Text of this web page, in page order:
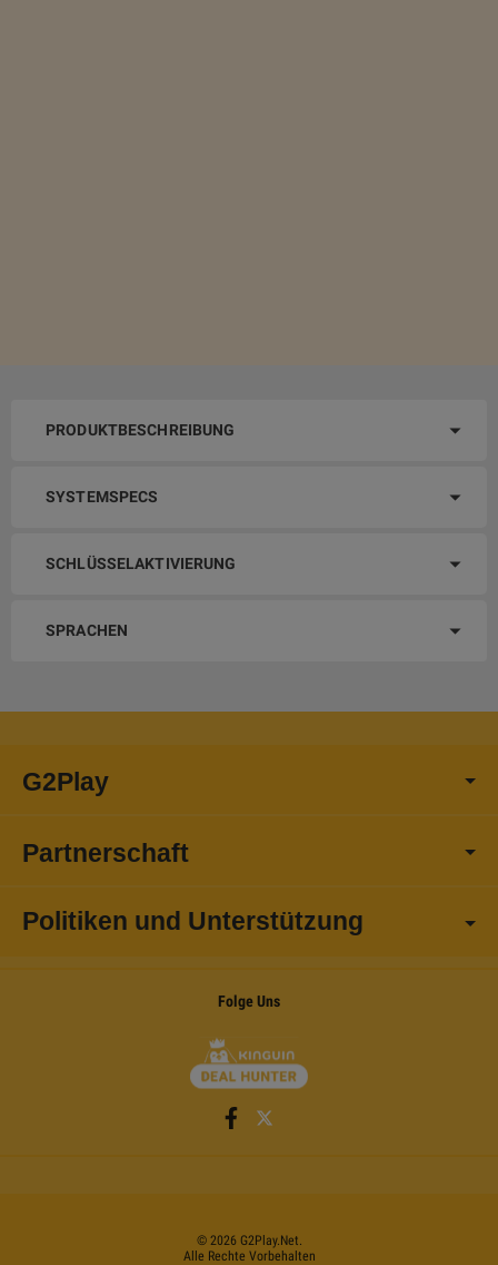
PRODUKTBESCHREIBUNG
SYSTEMSPECS
SCHLÜSSELAKTIVIERUNG
SPRACHEN
G2Play
Partnerschaft
Politiken und Unterstützung
Folge Uns
© 2026 G2Play.net.
Alle Rechte Vorbehalten